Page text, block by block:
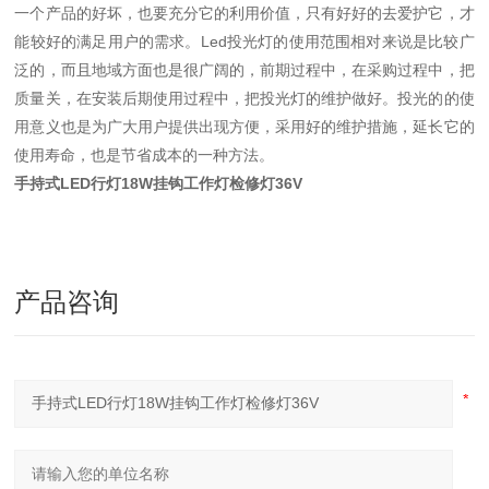
一个产品的好坏，也要充分它的利用价值，只有好好的去爱护它，才
能较好的满足用户的需求。Led投光灯的使用范围相对来说是比较广
泛的，而且地域方面也是很广阔的，前期过程中，在采购过程中，把
质量关，在安装后期使用过程中，把投光灯的维护做好。投光的的使
用意义也是为广大用户提供出现方便，采用好的维护措施，延长它的
使用寿命，也是节省成本的一种方法。
手持式LED行灯18W挂钩工作灯检修灯36V
产品咨询